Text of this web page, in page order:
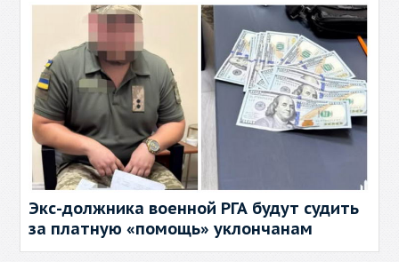
Экс-должника военной РГА будут судить
за платную «помощь» уклончанам